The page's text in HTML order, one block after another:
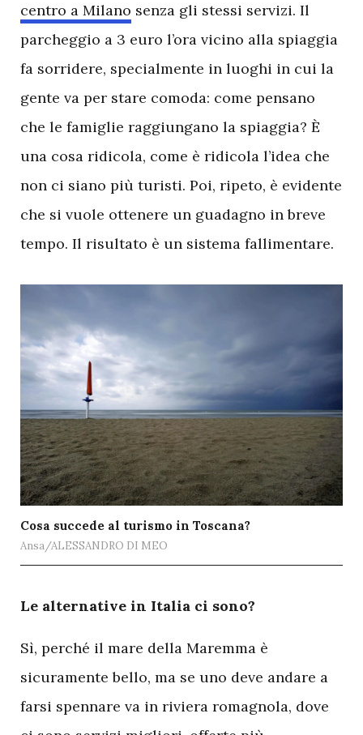
centro a Milano senza gli stessi servizi. Il
parcheggio a 3 euro l’ora vicino alla spiaggia
fa sorridere, specialmente in luoghi in cui la
gente va per stare comoda: come pensano
che le famiglie raggiungano la spiaggia? È
una cosa ridicola, come è ridicola l’idea che
non ci siano più turisti. Poi, ripeto, è evidente
che si vuole ottenere un guadagno in breve
tempo. Il risultato è un sistema fallimentare.
Cosa succede al turismo in Toscana?
Ansa/ALESSANDRO DI MEO
Le alternative in Italia ci sono?
Sì, perché il mare della Maremma è
sicuramente bello, ma se uno deve andare a
farsi spennare va in riviera romagnola, dove